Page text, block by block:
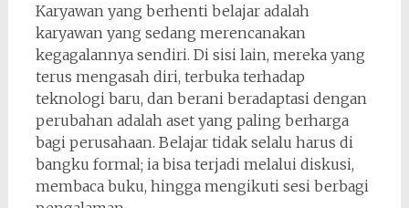
Karyawan yang berhenti belajar adalah
karyawan yang sedang merencanakan
kegagalannya sendiri. Di sisi lain, mereka yang
terus mengasah diri, terbuka terhadap
teknologi baru, dan berani beradaptasi dengan
perubahan adalah aset yang paling berharga
bagi perusahaan. Belajar tidak selalu harus di
bangku formal; ia bisa terjadi melalui diskusi,
membaca buku, hingga mengikuti sesi berbagi